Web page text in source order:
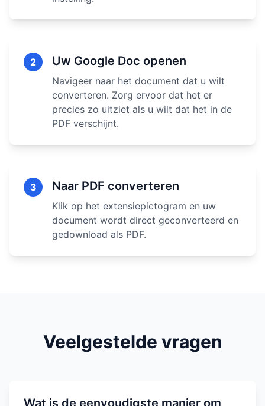
2 Uw Google Doc openen
Navigeer naar het document dat u wilt
converteren. Zorg ervoor dat het er
precies zo uitziet als u wilt dat het in de
PDF verschijnt.
3 Naar PDF converteren
Klik op het extensiepictogram en uw
document wordt direct geconverteerd en
gedownload als PDF.
Veelgestelde vragen
Wat is de eenvoudigste manier om